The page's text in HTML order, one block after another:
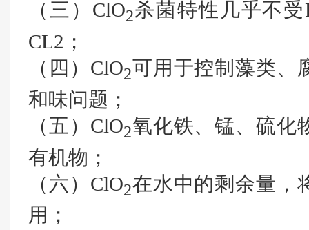
（三）ClO2杀菌特性几乎不
CL2；
（四）ClO2可用于控制藻类、
和味问题；
（五）ClO2氧化铁、锰、硫化
有机物；
（六）ClO2在水中的剩余量，
用；